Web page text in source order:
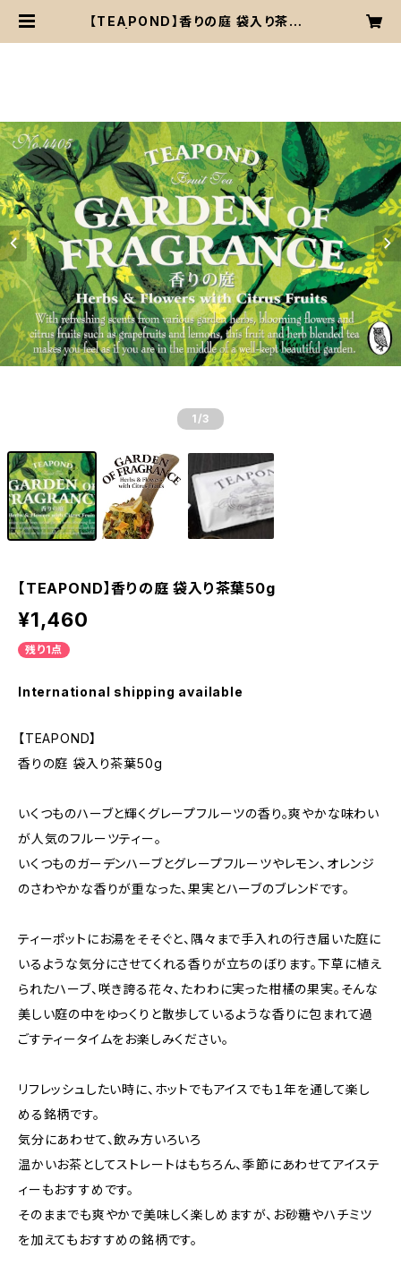
【TEAPOND】香りの庭 袋入り茶葉5
1 /3
【TEAPOND】香りの庭 袋入り茶葉50g
¥1,460
残り1点
International shipping available
【TEAPOND】
香りの庭 袋入り茶葉50g
いくつものハーブと輝くグレープフルーツの香り。爽やかな味わい
が人気のフルーツティー。
いくつものガーデンハーブとグレープフルーツやレモン、オレンジ
のさわやかな香りが重なった、果実とハーブのブレンドです。
ティーポットにお湯をそそぐと、隅々まで手入れの行き届いた庭に
いるような気分にさせてくれる香りが立ちのぼります。下草に植え
られたハーブ、咲き誇る花々、たわわに実った柑橘の果実。そんな
美しい庭の中をゆっくりと散歩しているような香りに包まれて過
ごすティータイムをお楽しみください。
リフレッシュしたい時に、ホットでもアイスでも１年を通して楽し
める銘柄です。
気分にあわせて、飲み方いろいろ
温かいお茶としてストレートはもちろん、季節にあわせてアイステ
ィーもおすすめです。
そのままでも爽やかで美味しく楽しめますが、お砂糖やハチミツ
を加えてもおすすめの銘柄です。